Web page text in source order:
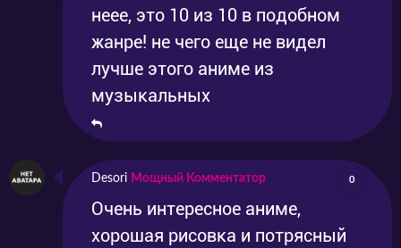
неее, это 10 из 10 в подобном
жанре! не чего еще не видел
лучше этого аниме из
музыкальных
Desori Мощный Комментатор 0
Очень интересное аниме,
хорошая рисовка и потрясный